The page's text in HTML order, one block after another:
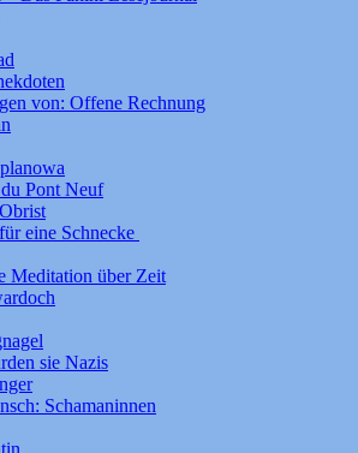
von: Offene Rechnung
Pont Neuf
eine Schnecke
Meditation über Zeit
sie Nazis
Schamaninnen